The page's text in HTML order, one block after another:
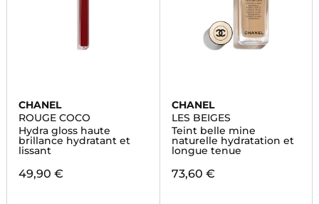
CHANEL
ROUGE COCO
Hydra gloss haute
brillance hydratant et
lissant
49,90 €
CHANEL
LES BEIGES
Teint belle mine
naturelle hydratation et
longue tenue
73,60 €